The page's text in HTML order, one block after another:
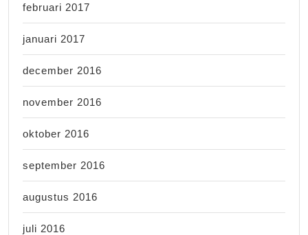
februari 2017
januari 2017
december 2016
november 2016
oktober 2016
september 2016
augustus 2016
juli 2016